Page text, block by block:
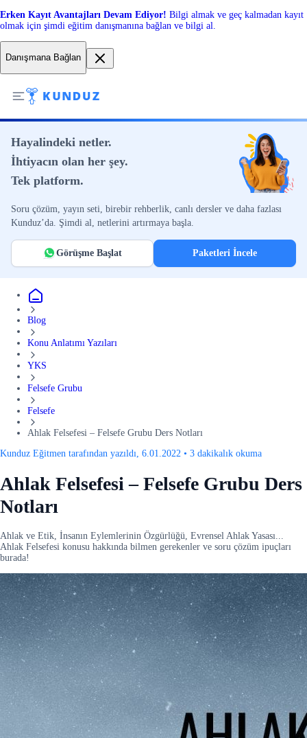
Erken Kayıt Avantajları Devam Ediyor! Bilgi almak ve geç kalmadan kayıt
olmak için şimdi eğitim danışmanına bağlan ve bilgi al.
Danışmana Bağlan
Hayalindeki netler.
İhtiyacın olan her şey.
Tek platform.
Soru çözüm, yayın seti, birebir rehberlik, canlı dersler ve daha fazlası
Kunduz’da. Şimdi al, netlerini artırmaya başla.
Görüşme Başlat Paketleri İncele
Blog
Konu Anlatımı Yazıları
YKS
Felsefe Grubu
Felsefe
Ahlak Felsefesi – Felsefe Grubu Ders Notları
Kunduz Eğitmen tarafından yazıldı, 6.01.2022 • 3 dakikalık okuma
Ahlak Felsefesi – Felsefe Grubu Ders
Notları
Ahlak ve Etik, İnsanın Eylemlerinin Özgürlüğü, Evrensel Ahlak Yasası...
Ahlak Felsefesi konusu hakkında bilmen gerekenler ve soru çözüm ipuçları
burada!